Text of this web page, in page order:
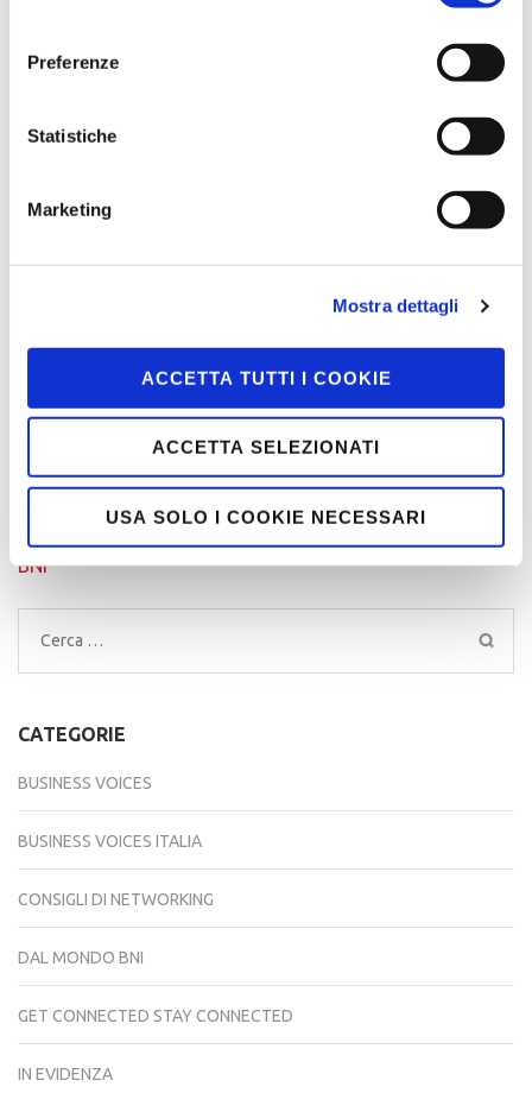
Preferenze
Statistiche
Marketing
Mostra dettagli
ACCETTA TUTTI I COOKIE
ACCETTA SELEZIONATI
USA SOLO I COOKIE NECESSARI
Nazionale BNI Italia 2015
Navigazione
articoli
BNI Wall Street: un Capitolo
BNI
Lavorare meglio con
Ricerca
per:
CATEGORIE
BUSINESS VOICES
BUSINESS VOICES ITALIA
CONSIGLI DI NETWORKING
DAL MONDO BNI
GET CONNECTED STAY CONNECTED
IN EVIDENZA